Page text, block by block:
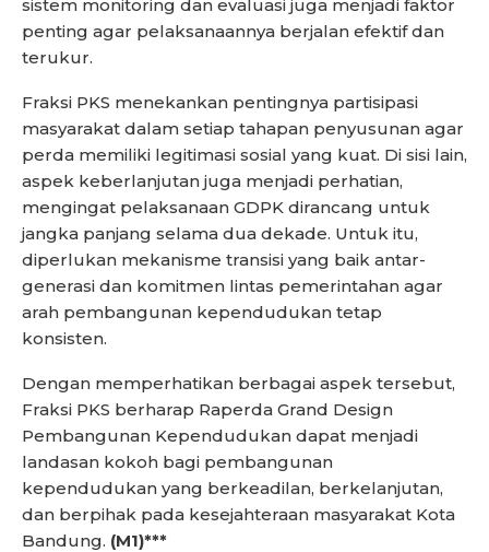
sistem monitoring dan evaluasi juga menjadi faktor
penting agar pelaksanaannya berjalan efektif dan
terukur.
Fraksi PKS menekankan pentingnya partisipasi
masyarakat dalam setiap tahapan penyusunan agar
perda memiliki legitimasi sosial yang kuat. Di sisi lain,
aspek keberlanjutan juga menjadi perhatian,
mengingat pelaksanaan GDPK dirancang untuk
jangka panjang selama dua dekade. Untuk itu,
diperlukan mekanisme transisi yang baik antar-
generasi dan komitmen lintas pemerintahan agar
arah pembangunan kependudukan tetap
konsisten.
Dengan memperhatikan berbagai aspek tersebut,
Fraksi PKS berharap Raperda Grand Design
Pembangunan Kependudukan dapat menjadi
landasan kokoh bagi pembangunan
kependudukan yang berkeadilan, berkelanjutan,
dan berpihak pada kesejahteraan masyarakat Kota
Bandung. (M1)***